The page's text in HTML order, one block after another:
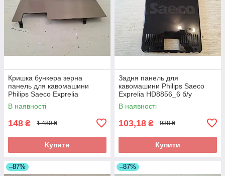
Кришка бункера зерна
панель для кавомашини
Philips Saeco Exprelia
HD8856_4 б/у _дефект
В наявності
148 ₴ 1 480 ₴
Купити
Задня панель для
кавомашини Philips Saeco
Exprelia HD8856_6 б/у
В наявності
103,18 ₴ 938 ₴
Купити
–87% –87%